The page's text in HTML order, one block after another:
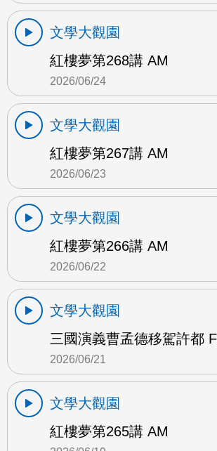
文學大觀園
紅樓夢第268講 AM
2026/06/24
文學大觀園
紅樓夢第267講 AM
2026/06/23
文學大觀園
紅樓夢第266講 AM
2026/06/22
文學大觀園
三國演義曹孟德移駕許都
2026/06/21
文學大觀園
紅樓夢第265講 AM